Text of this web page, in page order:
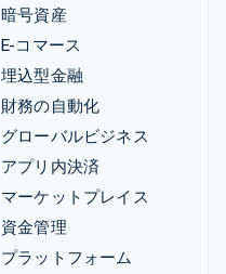
暗号資産
E-コマース
埋込型金融
財務の自動化
グローバルビジネス
アプリ内決済
マーケットプレイス
資金管理
プラットフォーム